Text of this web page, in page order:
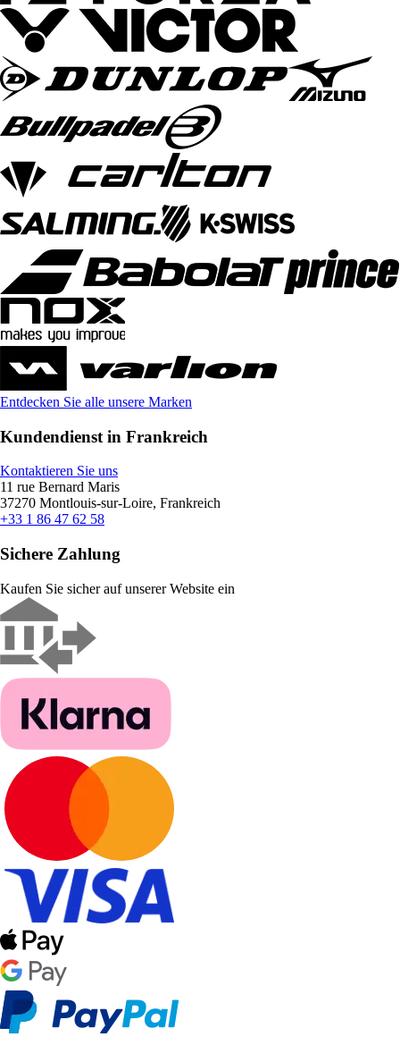
Entdecken Sie alle unsere Marken
Kundendienst in Frankreich
Kontaktieren Sie uns
11 rue Bernard Maris
37270 Montlouis-sur-Loire, Frankreich
+33 1 86 47 62 58
Sichere Zahlung
Kaufen Sie sicher auf unserer Website ein